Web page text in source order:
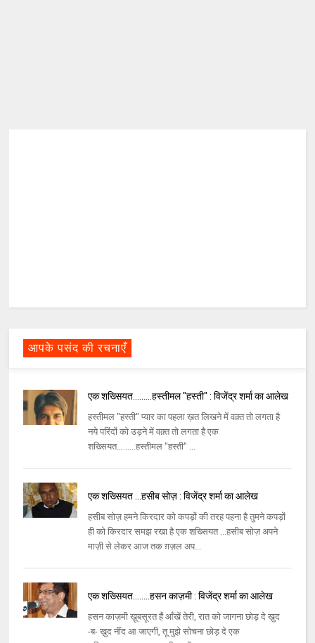
आपके पसंद की रचनाएँ
एक शख्सियत…......हस्तीमल "हस्ती" : विजेंद्र शर्मा का आलेख
हस्तीमल "हस्ती" प्यार का पहला ख़त लिखने में वक़्त तो लगता है
नये परिंदों को उड़ने में वक़्त तो लगता है एक
शख्सियत…......हस्तीमल "हस्ती" ...
एक शख्सियत ...हसीब सोज़ : विजेंद्र शर्मा का आलेख
हसीब सोज़ हमने किरदार को कपड़ों की तरह पहना है तुमने कपड़ों
ही को किरदार समझ रखा है एक शख्सियत ...हसीब सोज़ अपने
माज़ी से लेकर आज तक ग़ज़ल अप...
एक शख्सियत….....हसन काज़मी : विजेंद्र शर्मा का आलेख
हसन काज़मी ख़ूबसूरत हैं आँखें तेरी, रात को जागना छोड़ दे ख़ुद
-ब- ख़ुद नींद आ जाएगी, तू मुझे सोचना छोड़ दे एक